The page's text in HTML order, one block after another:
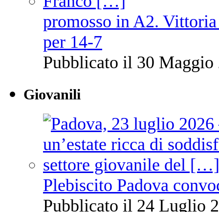
promosso in A2.
per 14-7
Pubblicato il 30 Maggio
Giovanili
Plebiscito Padova
Pubblicato il 24 Luglio